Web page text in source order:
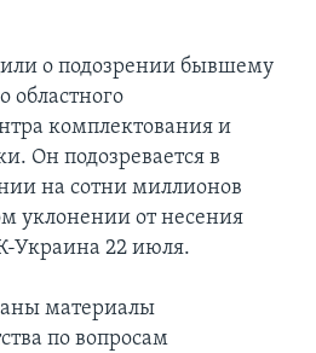
о подозрении бывшему
областного
комплектования и
Он подозревается в
на сотни миллионов
уклонении от несения
Украина 22 июля.
материалы
по вопросам